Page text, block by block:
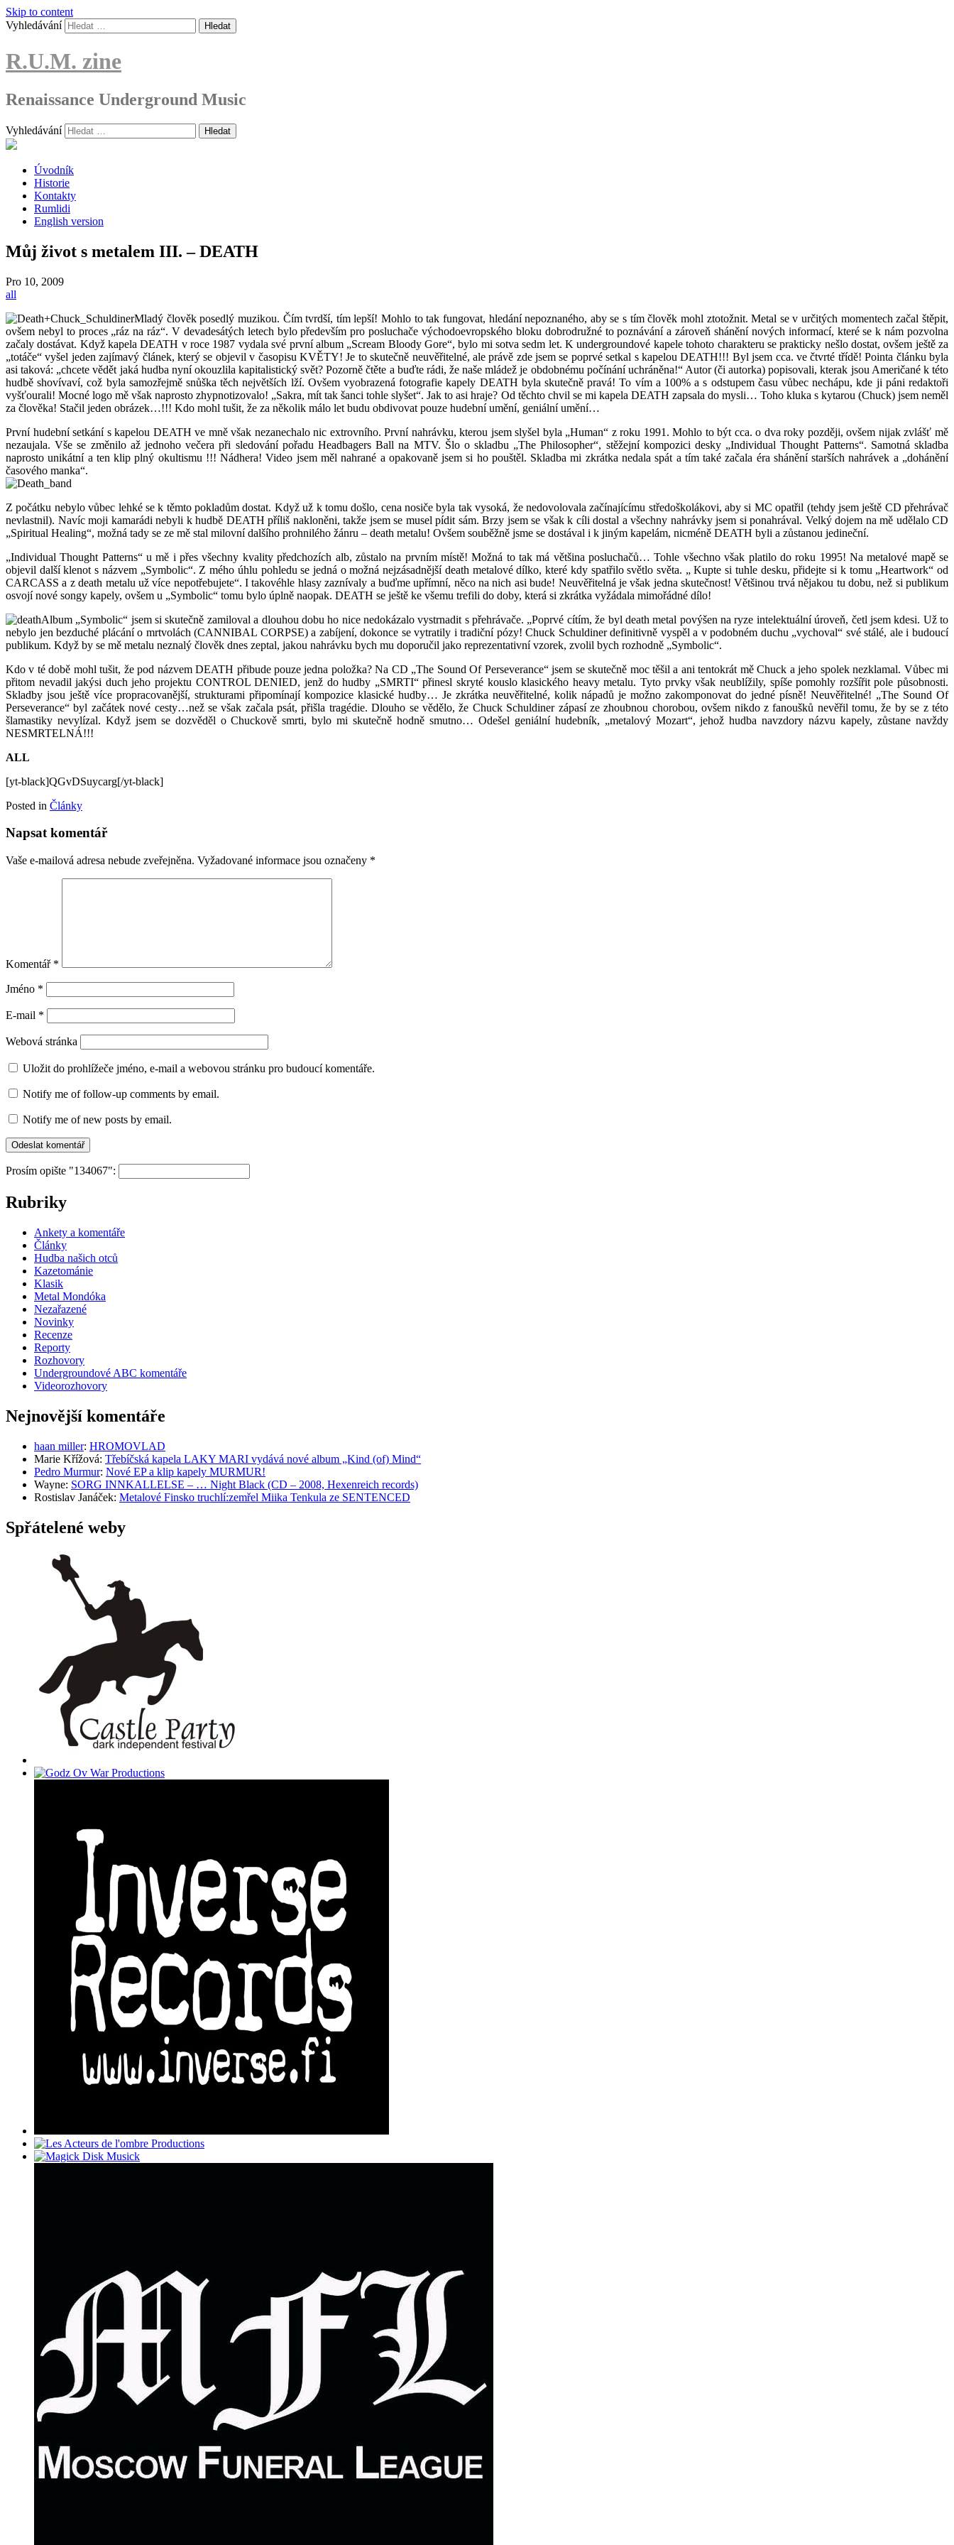
Skip to content
Vyhledávání
R.U.M. zine
Renaissance Underground Music
Vyhledávání
Úvodník
Historie
Kontakty
Rumlidi
English version
Můj život s metalem III. – DEATH
Pro 10, 2009
all
Mladý člověk posedlý muzikou. Čím tvrdší, tím lepší! Mohlo to tak fungovat, hledání nepoznaného, aby se s tím člověk mohl ztotožnit. Metal se v určitých momentech začal štěpit,
ovšem nebyl to proces „ráz na ráz“. V devadesátých letech bylo především pro posluchače východoevropského bloku dobrodružné to poznávání a zároveň shánění nových informací, které se k nám pozvolna
začaly dostávat. Když kapela DEATH v roce 1987 vydala své první album „Scream Bloody Gore“, bylo mi sotva sedm let. K undergroundové kapele tohoto charakteru se prakticky nešlo dostat, ovšem ještě za
„totáče“ vyšel jeden zajímavý článek, který se objevil v časopisu KVĚTY! Je to skutečně neuvěřitelné, ale právě zde jsem se poprvé setkal s kapelou DEATH!!! Byl jsem cca. ve čtvrté třídě! Pointa článku byla
asi taková: „chcete vědět jaká hudba nyní okouzlila kapitalistický svět? Pozorně čtěte a buďte rádi, že naše mládež je obdobnému počínání uchráněna!“ Autor (či autorka) popisovali, kterak jsou Američané k této
hudbě shovívaví, což byla samozřejmě snůška těch největších lží. Ovšem vyobrazená fotografie kapely DEATH byla skutečně pravá! To vím a 100% a s odstupem času vůbec nechápu, kde ji páni redaktoři
vyšťourali! Mocné logo mě však naprosto zhypnotizovalo! „Sakra, mít tak šanci tohle slyšet“. Jak to asi hraje? Od těchto chvil se mi kapela DEATH zapsala do mysli… Toho kluka s kytarou (Chuck) jsem neměl
za člověka! Stačil jeden obrázek…!!! Kdo mohl tušit, že za několik málo let budu obdivovat pouze hudební umění, geniální umění…
První hudební setkání s kapelou DEATH ve mně však nezanechalo nic extrovního. První nahrávku, kterou jsem slyšel byla „Human“ z roku 1991. Mohlo to být cca. o dva roky později, ovšem nijak zvlášť mě
nezaujala. Vše se změnilo až jednoho večera při sledování pořadu Headbagers Ball na MTV. Šlo o skladbu „The Philosopher“, stěžejní kompozici desky „Individual Thought Patterns“. Samotná skladba
naprosto unikátní a ten klip plný okultismu !!! Nádhera! Video jsem měl nahrané a opakovaně jsem si ho pouštěl. Skladba mi zkrátka nedala spát a tím také začala éra shánění starších nahrávek a „dohánění
časového manka“.
Z počátku nebylo vůbec lehké se k těmto pokladům dostat. Když už k tomu došlo, cena nosiče byla tak vysoká, že nedovolovala začínajícímu středoškolákovi, aby si MC opatřil (tehdy jsem ještě CD přehrávač
nevlastnil). Navíc moji kamarádi nebyli k hudbě DEATH příliš nakloněni, takže jsem se musel pídit sám. Brzy jsem se však k cíli dostal a všechny nahrávky jsem si ponahrával. Velký dojem na mě udělalo CD
„Spiritual Healing“, možná tady se ze mě stal milovní dalšího prohnilého žánru – death metalu! Ovšem souběžně jsme se dostával i k jiným kapelám, nicméně DEATH byli a zůstanou jedineční.
„Individual Thought Patterns“ u mě i přes všechny kvality předchozích alb, zůstalo na prvním místě! Možná to tak má většina posluchačů… Tohle všechno však platilo do roku 1995! Na metalové mapě se
objevil další klenot s názvem „Symbolic“. Z mého úhlu pohledu se jedná o možná nejzásadnější death metalové dílko, které kdy spatřilo světlo světa. „ Kupte si tuhle desku, přidejte si k tomu „Heartwork“ od
CARCASS a z death metalu už více nepotřebujete“. I takovéhle hlasy zaznívaly a buďme upřímní, něco na nich asi bude! Neuvěřitelná je však jedna skutečnost! Většinou trvá nějakou tu dobu, než si publikum
osvojí nové songy kapely, ovšem u „Symbolic“ tomu bylo úplně naopak. DEATH se ještě ke všemu trefili do doby, která si zkrátka vyžádala mimořádné dílo!
Album „Symbolic“ jsem si skutečně zamiloval a dlouhou dobu ho nice nedokázalo vystrnadit s přehrávače. „Poprvé cítím, že byl death metal povýšen na ryze intelektuální úroveň, četl jsem kdesi. Už to
nebylo jen bezduché plácání o mrtvolách (CANNIBAL CORPSE) a zabíjení, dokonce se vytratily i tradiční pózy! Chuck Schuldiner definitivně vyspěl a v podobném duchu „vychoval“ své stálé, ale i budoucí
publikum. Když by se mě metalu neznalý člověk dnes zeptal, jakou nahrávku bych mu doporučil jako reprezentativní vzorek, zvolil bych rozhodně „Symbolic“.
Kdo v té době mohl tušit, že pod názvem DEATH přibude pouze jedna položka? Na CD „The Sound Of Perseverance“ jsem se skutečně moc těšil a ani tentokrát mě Chuck a jeho spolek nezklamal. Vůbec mi
přitom nevadil jakýsi duch jeho projektu CONTROL DENIED, jenž do hudby „SMRTI“ přinesl skryté kouslo klasického heavy metalu. Tyto prvky však neublížily, spíše pomohly rozšířit pole působnosti.
Skladby jsou ještě více propracovanější, strukturami připomínají kompozice klasické hudby… Je zkrátka neuvěřitelné, kolik nápadů je možno zakomponovat do jedné písně! Neuvěřitelné! „The Sound Of
Perseverance“ byl začátek nové cesty…než se však začala psát, přišla tragédie. Dlouho se vědělo, že Chuck Schuldiner zápasí ze zhoubnou chorobou, ovšem nikdo z fanoušků nevěřil tomu, že by se z této
šlamastiky nevylízal. Když jsem se dozvěděl o Chuckově smrti, bylo mi skutečně hodně smutno… Odešel geniální hudebník, „metalový Mozart“, jehož hudba navzdory názvu kapely, zůstane navždy
NESMRTELNÁ!!!
ALL
[yt-black]QGvDSuycarg[/yt-black]
Posted in Články
Napsat komentář
Vaše e-mailová adresa nebude zveřejněna. Vyžadované informace jsou označeny *
Komentář *
Jméno *
E-mail *
Webová stránka
Uložit do prohlížeče jméno, e-mail a webovou stránku pro budoucí komentáře.
Notify me of follow-up comments by email.
Notify me of new posts by email.
Prosím opište "134067":
Rubriky
Ankety a komentáře
Články
Hudba našich otců
Kazetománie
Klasik
Metal Mondóka
Nezařazené
Novinky
Recenze
Reporty
Rozhovory
Undergroundové ABC komentáře
Videorozhovory
Nejnovější komentáře
haan miller: HROMOVLAD
Marie Křížová: Třebíčská kapela LAKY MARI vydává nové album „Kind (of) Mind“
Pedro Murmur: Nové EP a klip kapely MURMUR!
Wayne: SORG INNKALLELSE – … Night Black (CD – 2008, Hexenreich records)
Rostislav Janáček: Metalové Finsko truchlí:zemřel Miika Tenkula ze SENTENCED
Spřátelené weby